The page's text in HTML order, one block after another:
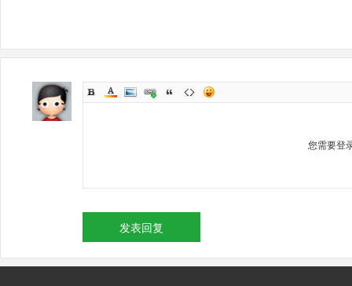
您需要登
发表回复